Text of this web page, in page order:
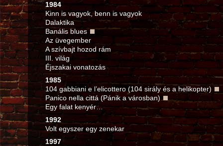
1984
Kinn is vagyok, benn is vagyok
Dalaktika
Banális blues
Az üvegember
A szívbajt hozod rám
III. világ
Éjszakai vonatozás
1985
104 gabbiani e l’elicottero (104 sirály és a helikopter)
Panico nella cittá (Pánik a városban)
Egy falat kenyér…
1992
Volt egyszer egy zenekar
1997